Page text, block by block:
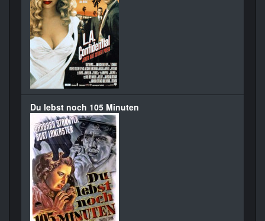
Du lebst noch 105 Minuten